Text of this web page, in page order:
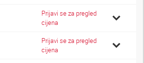
Prijavi se za pregled
cijena
Prijavi se za pregled
cijena